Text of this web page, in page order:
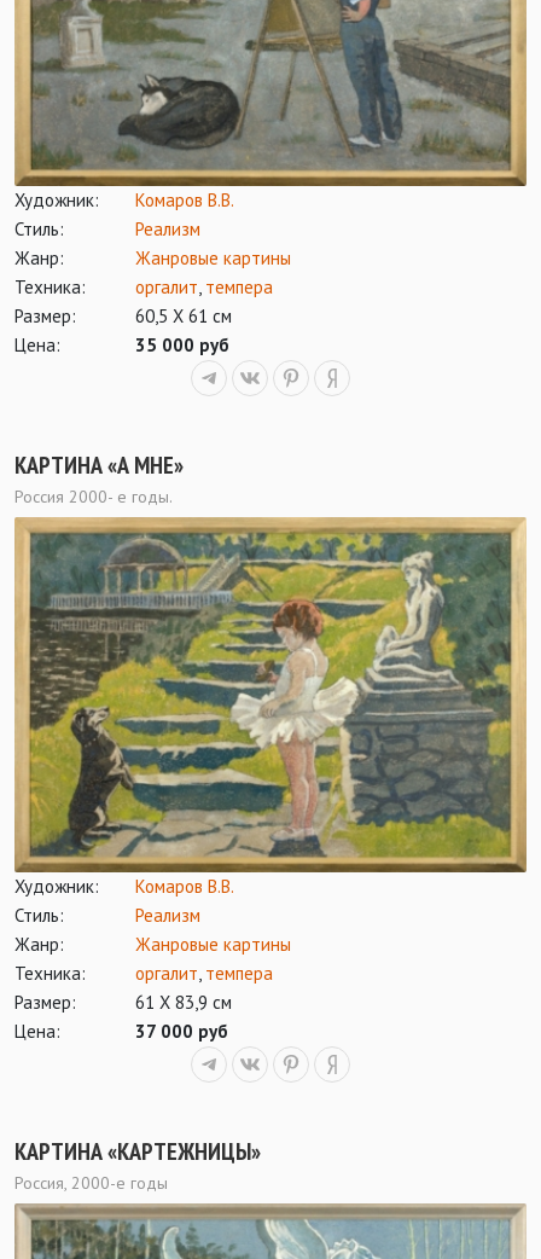
Художник:
Комаров В.В.
Стиль:
Реализм
Жанр:
Жанровые картины
Техника:
оргалит темпера
Размер:
60,5 Х 61 см
Цена:
35 000 руб
КАРТИНА «А МНЕ»
Россия 2000- е годы.
Художник:
Комаров В.В.
Стиль:
Реализм
Жанр:
Жанровые картины
Техника:
оргалит, темпера
Размер:
61 Х 83,9 см
Цена:
37 000 руб
КАРТИНА «КАРТЕЖНИЦЫ»
Россия, 2000-е годы